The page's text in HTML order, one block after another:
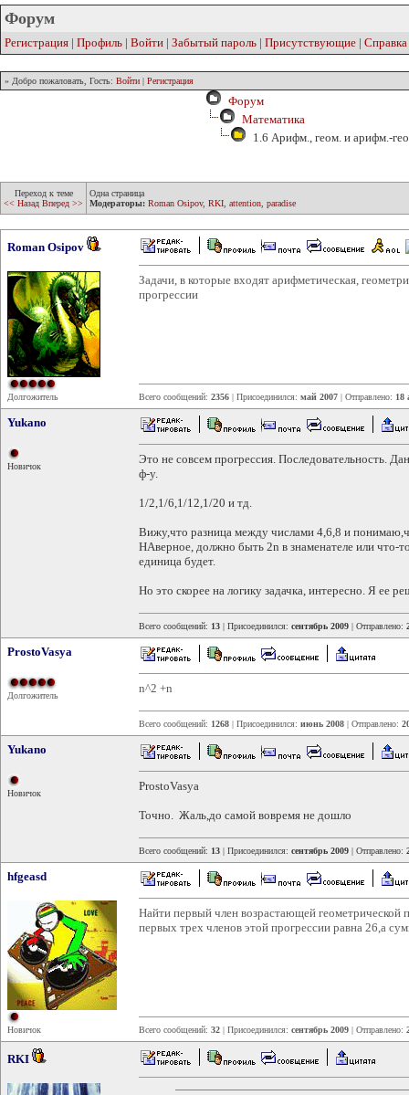
Форум
Регистрация | Профиль | Войти | Забытый пароль | Присутствующие | Справка
» Добро пожаловать, Гость: Войти | Регистрация
Форум
Математика
1.6 Арифм., геом. и арифм.-
Переход к теме
<< Назад Вперед >>
Одна страница
Модераторы: Roman Osipov, RKI attention paradise
Roman Osipov
Долгожитель
Задачи, в которые входят арифметическая,
прогрессии
Всего сообщений: 2356 | Присоединился: май 2007 | Отправлено: 18
Yukano
Новичок
Это не совсем прогрессия. Последовательность.
ф-у.
1/2,1/6,1/12,1/20 и тд.
Вижу,что разница между числами 4,6,8 и
НАверное, должно быть 2n в знаменателе или что-
единица будет.
Но это скорее на логику задачка, интересно. Я ее
Всего сообщений: 13 | Присоединился: сентябрь 2009 | Отправлено:
ProstoVasya
Долгожитель
n^2 +n
Всего сообщений: 1268 | Присоединился: июнь 2008 | Отправлено:
Yukano
Новичок
ProstoVasya
Точно. Жаль,до самой вовремя не дошло
Всего сообщений: 13 | Присоединился: сентябрь 2009 | Отправлено:
hfgeasd
Новичок
Найти первый член возрастающей геометрической
первых трех членов этой прогрессии равна 26,а
Всего сообщений: 32 | Присоединился: сентябрь 2009 | Отправлено:
RKI